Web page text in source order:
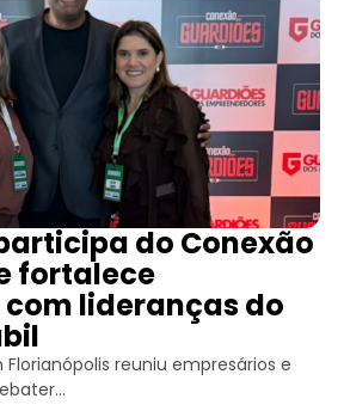
do Conexão
fortalece
lideranças do
reuniu empresários e